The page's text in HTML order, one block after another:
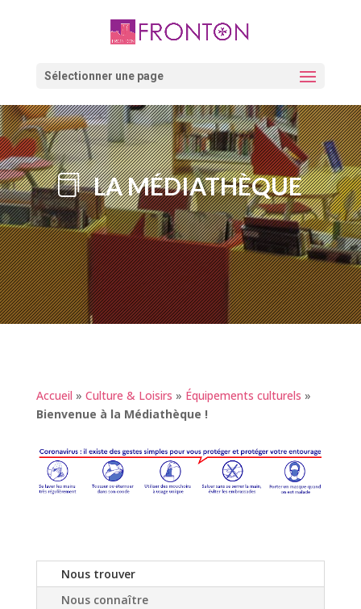
Sélectionner une page
LA MÉDIATHÈQUE
Accueil » Culture & Loisirs » Équipements culturels »
Bienvenue à la Médiathèque !
Nous trouver
Nous connaître